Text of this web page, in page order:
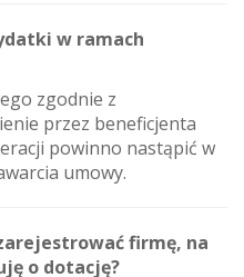
w ramach
zgodnie z
przez beneficjenta
powinno nastąpić w
umowy.
firmę, na
o dotację?